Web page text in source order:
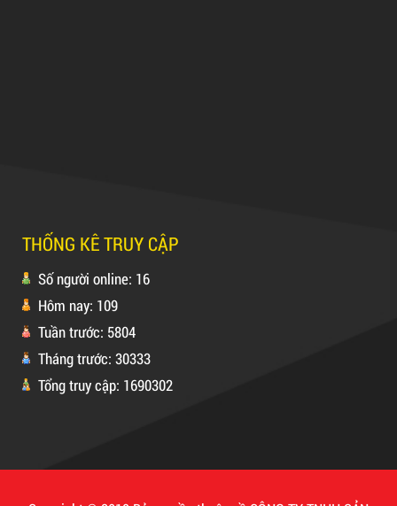
Mã sản phẩm: MSXBK
THỐNG KÊ TRUY CẬP
Số người online: 16
Hôm nay: 109
Tuần trước: 5804
Tháng trước: 30333
Tổng truy cập: 1690302